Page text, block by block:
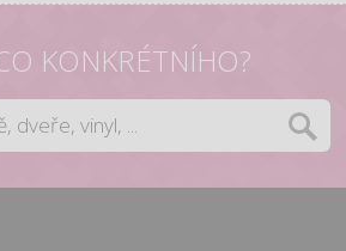
KONKRÉTNÍHO?